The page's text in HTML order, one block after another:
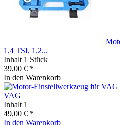
1,4 TSI, 1.2...
Inhalt 1 Stück
39,00 € *
In den Warenkorb
VAG
Inhalt 1
49,00 € *
In den Warenkorb